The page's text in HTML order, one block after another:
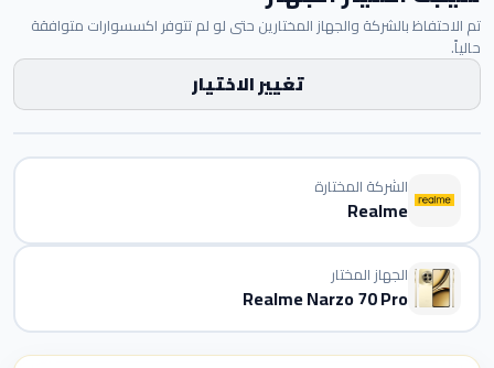
تم الاحتفاظ بالشركة والجهاز المختارين حتى لو لم تتوفر اكسسوارات متوافقة
حالياً.
تغيير الاختيار
الشركة المختارة
Realme
الجهاز المختار
Realme Narzo 70 Pro